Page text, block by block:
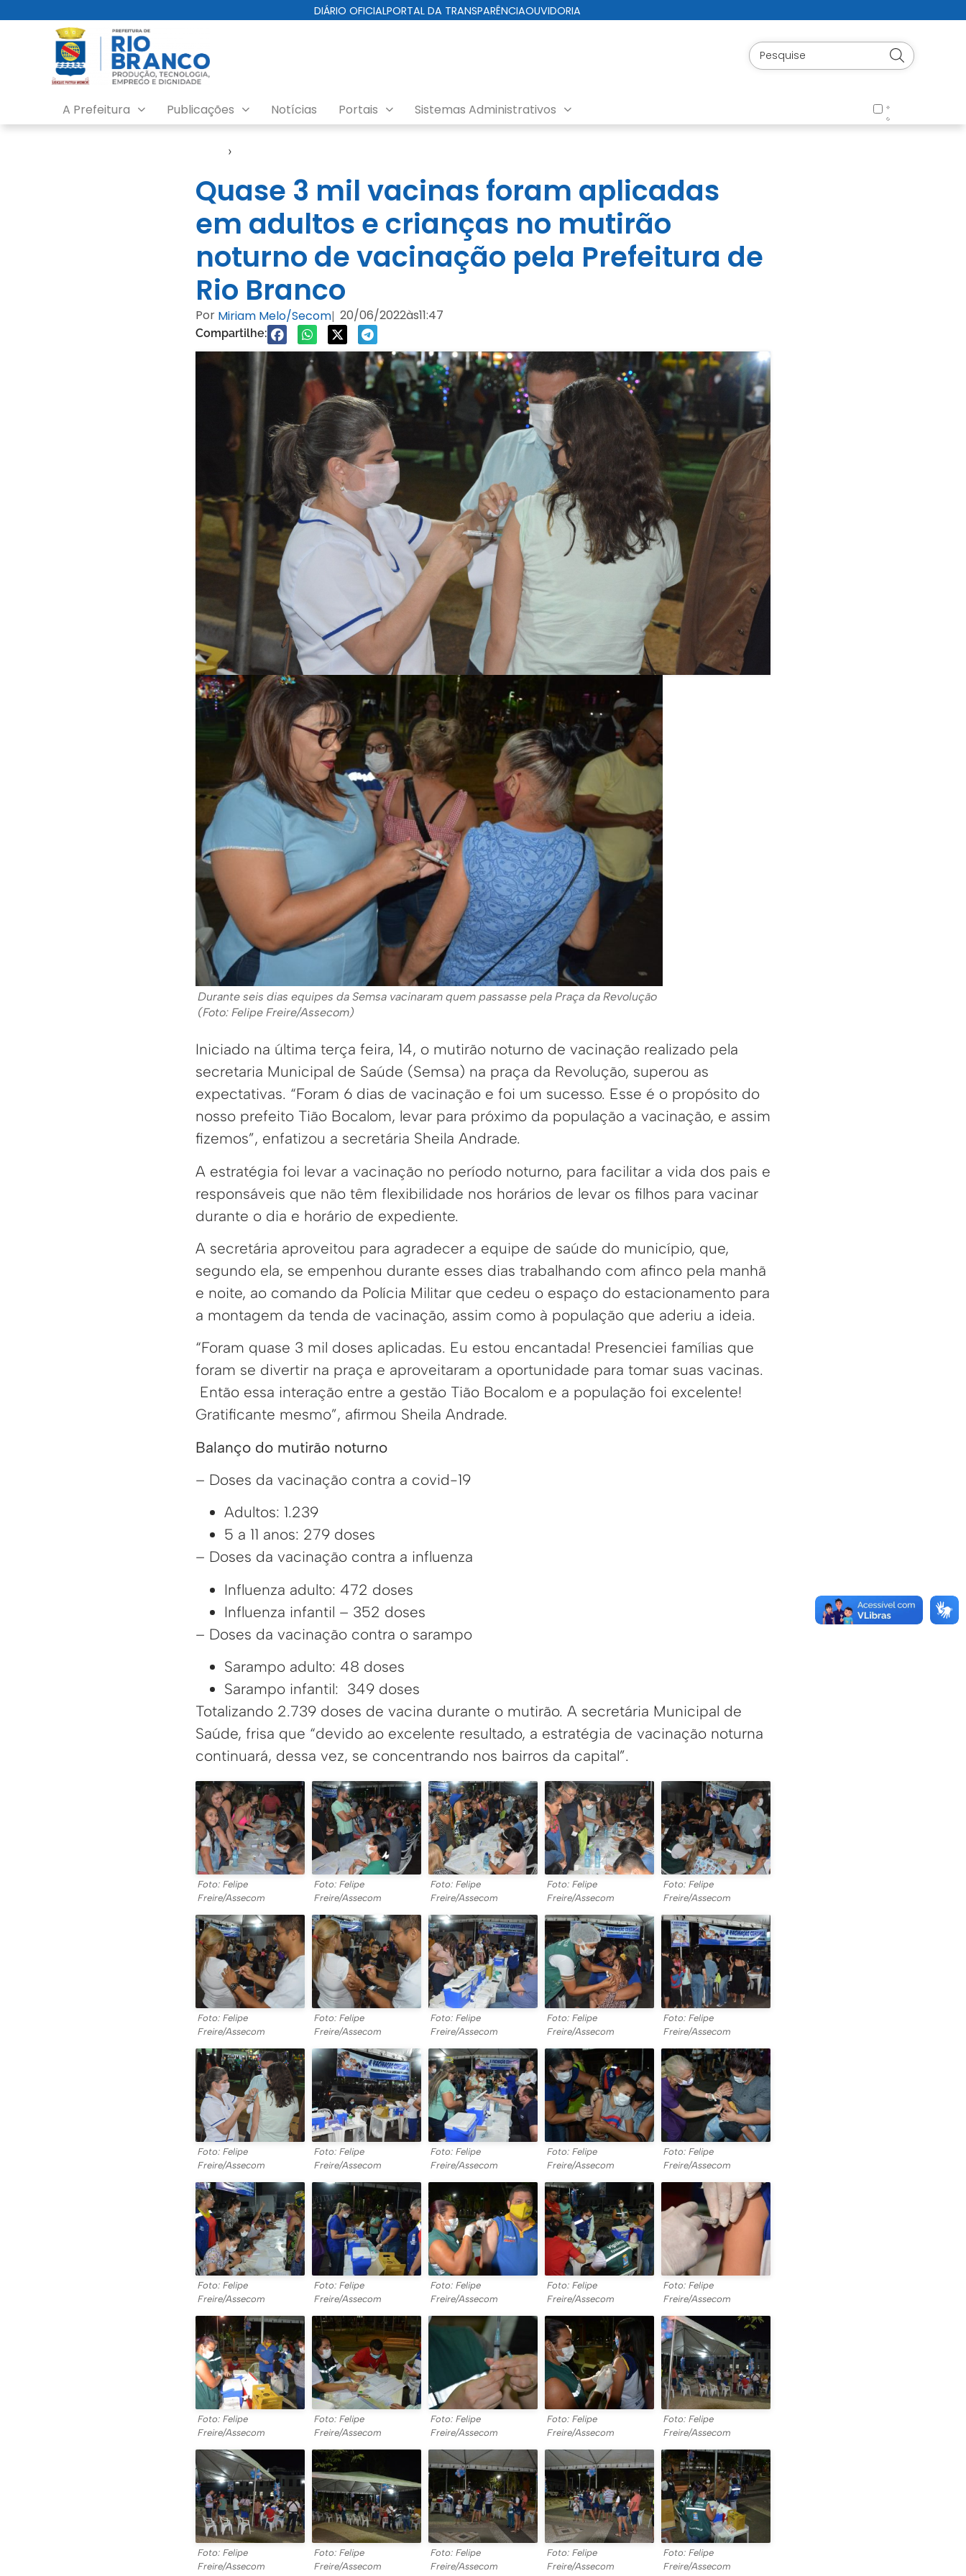
DIÁRIO OFICIALPORTAL DA TRANSPARÊNCIAOUVIDORIA
A Prefeitura Publicações Notícias Portais Sistemas Administrativos
›
Quase 3 mil vacinas foram aplicadas
em adultos e crianças no mutirão
noturno de vacinação pela Prefeitura de
Rio Branco
Por Miriam Melo/Secom| 20/06/2022às11:47
Compartilhe:
Durante seis dias equipes da Semsa vacinaram quem passasse pela Praça da Revolução
(Foto: Felipe Freire/Assecom)
Iniciado na última terça feira, 14, o mutirão noturno de vacinação realizado pela
secretaria Municipal de Saúde (Semsa) na praça da Revolução, superou as
expectativas. “Foram 6 dias de vacinação e foi um sucesso. Esse é o propósito do
nosso prefeito Tião Bocalom, levar para próximo da população a vacinação, e assim
fizemos”, enfatizou a secretária Sheila Andrade.
A estratégia foi levar a vacinação no período noturno, para facilitar a vida dos pais e
responsáveis que não têm flexibilidade nos horários de levar os filhos para vacinar
durante o dia e horário de expediente.
A secretária aproveitou para agradecer a equipe de saúde do município, que,
segundo ela, se empenhou durante esses dias trabalhando com afinco pela manhã
e noite, ao comando da Polícia Militar que cedeu o espaço do estacionamento para
a montagem da tenda de vacinação, assim como à população que aderiu a ideia.
“Foram quase 3 mil doses aplicadas. Eu estou encantada! Presenciei famílias que
foram se divertir na praça e aproveitaram a oportunidade para tomar suas vacinas.
Então essa interação entre a gestão Tião Bocalom e a população foi excelente!
Gratificante mesmo”, afirmou Sheila Andrade.
Balanço do mutirão noturno
– Doses da vacinação contra a covid-19
Adultos: 1.239
5 a 11 anos: 279 doses
– Doses da vacinação contra a influenza
Influenza adulto: 472 doses
Influenza infantil – 352 doses
– Doses da vacinação contra o sarampo
Sarampo adulto: 48 doses
Sarampo infantil: 349 doses
Totalizando 2.739 doses de vacina durante o mutirão. A secretária Municipal de
Saúde, frisa que “devido ao excelente resultado, a estratégia de vacinação noturna
continuará, dessa vez, se concentrando nos bairros da capital”.
Foto: Felipe
Freire/Assecom
Foto: Felipe
Freire/Assecom
Foto: Felipe
Freire/Assecom
Foto: Felipe
Freire/Assecom
Foto: Felipe
Freire/Assecom
Foto: Felipe
Freire/Assecom
Foto: Felipe
Freire/Assecom
Foto: Felipe
Freire/Assecom
Foto: Felipe
Freire/Assecom
Foto: Felipe
Freire/Assecom
Foto: Felipe
Freire/Assecom
Foto: Felipe
Freire/Assecom
Foto: Felipe
Freire/Assecom
Foto: Felipe
Freire/Assecom
Foto: Felipe
Freire/Assecom
Foto: Felipe
Freire/Assecom
Foto: Felipe
Freire/Assecom
Foto: Felipe
Freire/Assecom
Foto: Felipe
Freire/Assecom
Foto: Felipe
Freire/Assecom
Foto: Felipe
Freire/Assecom
Foto: Felipe
Freire/Assecom
Foto: Felipe
Freire/Assecom
Foto: Felipe
Freire/Assecom
Foto: Felipe
Freire/Assecom
Foto: Felipe
Freire/Assecom
Foto: Felipe
Freire/Assecom
Foto: Felipe
Freire/Assecom
Foto: Felipe
Freire/Assecom
Foto: Felipe
Freire/Assecom